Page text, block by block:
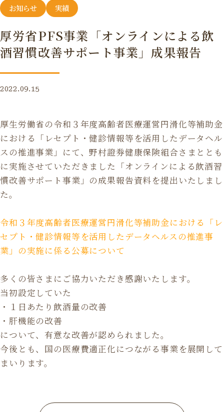
お知らせ 実績
厚労省PFS事業「オンラインによる飲
酒習慣改善サポート事業」成果報告
2022.09.15
厚生労働省の令和３年度高齢者医療運営円滑化等補助金
における「レセプト・健診情報等を活用したデータヘル
スの推進事業」にて、野村證券健康保険組合さまととも
に実施させていただきました「オンラインによる飲酒習
慣改善サポート事業」の成果報告資料を提出いたしまし
た。
令和３年度高齢者医療運営円滑化等補助金における「レ
セプト・健診情報等を活用したデータヘルスの推進事
業」の実施に係る公募について
多くの皆さまにご協力いただき感謝いたします。
当初設定していた
・１日あたり飲酒量の改善
・肝機能の改善
について、有意な改善が認められました。
今後とも、国の医療費適正化につながる事業を展開して
まいります。